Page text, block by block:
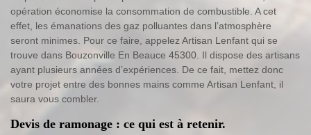
opération économise la consommation de combustible. A cet
effet, les émanations des gaz polluantes dans l’atmosphère
seront minimes. Pour ce faire, appelez Artisan Lenfant qui se
trouve dans Bouzonville En Beauce 45300. Il dispose des artisans
ayant plusieurs années d’expériences. De ce fait, mettez donc
votre projet entre des bonnes mains comme Artisan Lenfant, il
saura vous combler.
Devis de ramonage : ce qui est à retenir.